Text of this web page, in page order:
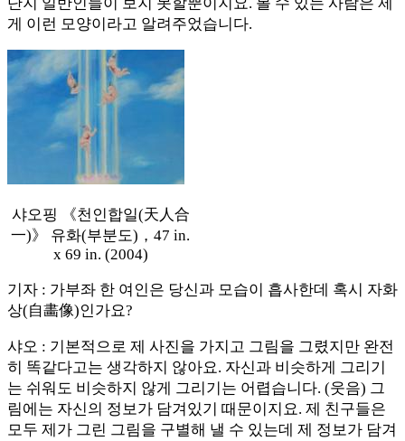
단지 일반인들이 보지 못할뿐이지요. 볼 수 있는 사람은 제
게 이런 모양이라고 알려주었습니다.
샤오핑 《천인합일(天人合
一)》 유화(부분도)，47 in.
x 69 in. (2004)
기자 : 가부좌 한 여인은 당신과 모습이 흡사한데 혹시 자화
상(自畵像)인가요?
샤오 : 기본적으로 제 사진을 가지고 그림을 그렸지만 완전
히 똑같다고는 생각하지 않아요. 자신과 비슷하게 그리기
는 쉬워도 비슷하지 않게 그리기는 어렵습니다. (웃음) 그
림에는 자신의 정보가 담겨있기 때문이지요. 제 친구들은
모두 제가 그린 그림을 구별해 낼 수 있는데 제 정보가 담겨